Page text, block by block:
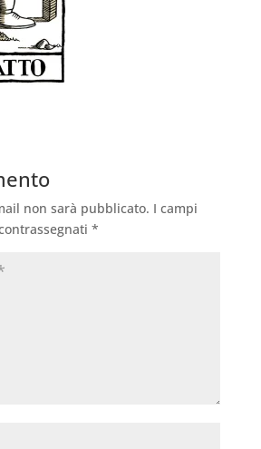
non sarà pubblicato. I campi
*